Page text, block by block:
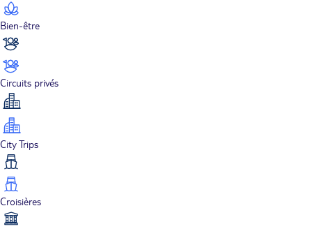
Bien-être
Circuits privés
City Trips
Croisières